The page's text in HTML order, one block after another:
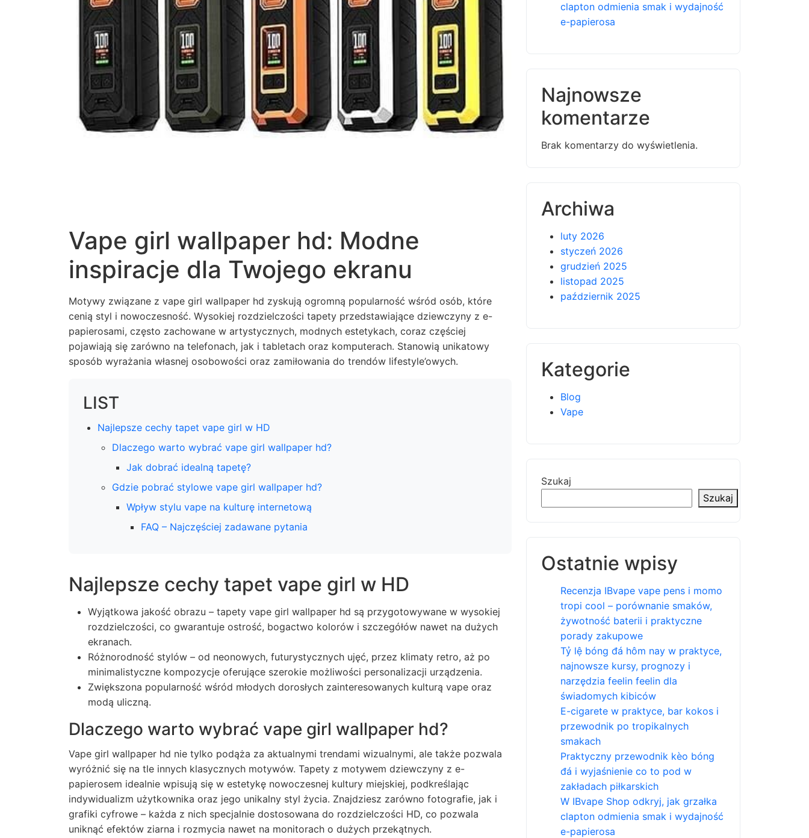
Vape girl wallpaper hd: Modne
inspiracje dla Twojego ekranu
Motywy związane z vape girl wallpaper hd zyskują ogromną popularność wśród osób, które
cenią styl i nowoczesność. Wysokiej rozdzielczości tapety przedstawiające dziewczyny z e-
papierosami, często zachowane w artystycznych, modnych estetykach, coraz częściej
pojawiają się zarówno na telefonach, jak i tabletach oraz komputerach. Stanowią unikatowy
sposób wyrażania własnej osobowości oraz zamiłowania do trendów lifestyle’owych.
LIST
Najlepsze cechy tapet vape girl w HD
Dlaczego warto wybrać vape girl wallpaper hd?
Jak dobrać idealną tapetę?
Gdzie pobrać stylowe vape girl wallpaper hd?
Wpływ stylu vape na kulturę internetową
FAQ – Najczęściej zadawane pytania
Najlepsze cechy tapet vape girl w HD
Wyjątkowa jakość obrazu – tapety vape girl wallpaper hd są przygotowywane w wysokiej
rozdzielczości, co gwarantuje ostrość, bogactwo kolorów i szczegółów nawet na dużych
ekranach.
Różnorodność stylów – od neonowych, futurystycznych ujęć, przez klimaty retro, aż po
minimalistyczne kompozycje oferujące szerokie możliwości personalizacji urządzenia.
Zwiększona popularność wśród młodych dorosłych zainteresowanych kulturą vape oraz
modą uliczną.
Dlaczego warto wybrać vape girl wallpaper hd?
Vape girl wallpaper hd nie tylko podąża za aktualnymi trendami wizualnymi, ale także pozwala
wyróżnić się na tle innych klasycznych motywów. Tapety z motywem dziewczyny z e-
papierosem idealnie wpisują się w estetykę nowoczesnej kultury miejskiej, podkreślając
indywidualizm użytkownika oraz jego unikalny styl życia. Znajdziesz zarówno fotografie, jak i
grafiki cyfrowe – każda z nich specjalnie dostosowana do rozdzielczości HD, co pozwala
uniknąć efektów ziarna i rozmycia nawet na monitorach o dużych przekątnych.
clapton odmienia smak i wydajność
e-papierosa
Najnowsze
komentarze
Brak komentarzy do wyświetlenia.
Archiwa
luty 2026
styczeń 2026
grudzień 2025
listopad 2025
październik 2025
Kategorie
Blog
Vape
Szukaj
Szukaj
Ostatnie wpisy
Recenzja IBvape vape pens i momo
tropi cool – porównanie smaków,
żywotność baterii i praktyczne
porady zakupowe
Tỷ lệ bóng đá hôm nay w praktyce,
najnowsze kursy, prognozy i
narzędzia feelin feelin dla
świadomych kibiców
E-cigarete w praktyce, bar kokos i
przewodnik po tropikalnych
smakach
Praktyczny przewodnik kèo bóng
đá i wyjaśnienie co to pod w
zakładach piłkarskich
W IBvape Shop odkryj, jak grzałka
clapton odmienia smak i wydajność
e-papierosa